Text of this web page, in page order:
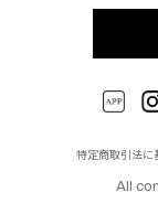
特定商取引法に
All